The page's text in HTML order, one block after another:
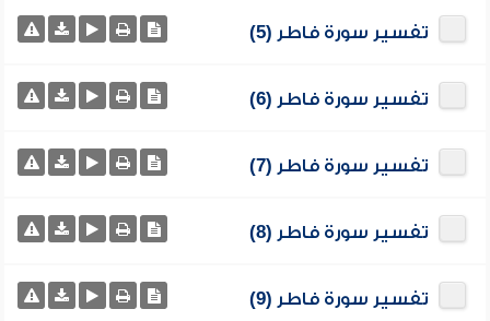
تفسير سورة فاطر (5)
تفسير سورة فاطر (6)
تفسير سورة فاطر (7)
تفسير سورة فاطر (8)
تفسير سورة فاطر (9)